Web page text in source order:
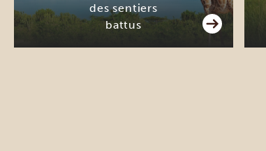
des sentiers
battus